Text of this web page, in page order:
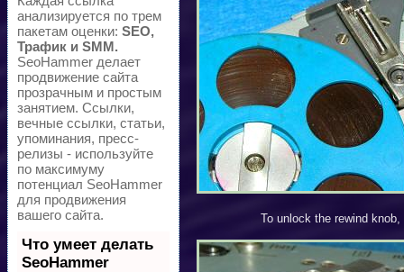
анализируется по трем
пакетам оценки: SEO,
Трафик и SMM.
SeoHammer делает
продвижение сайта
прозрачным и простым
занятием. Ссылки,
вечные ссылки, статьи,
упоминания, пресс-
релизы - используйте
по максимуму
потенциал SeoHammer
для продвижения
вашего сайта.
Что умеет делать
SeoHammer
To unlock the rewind